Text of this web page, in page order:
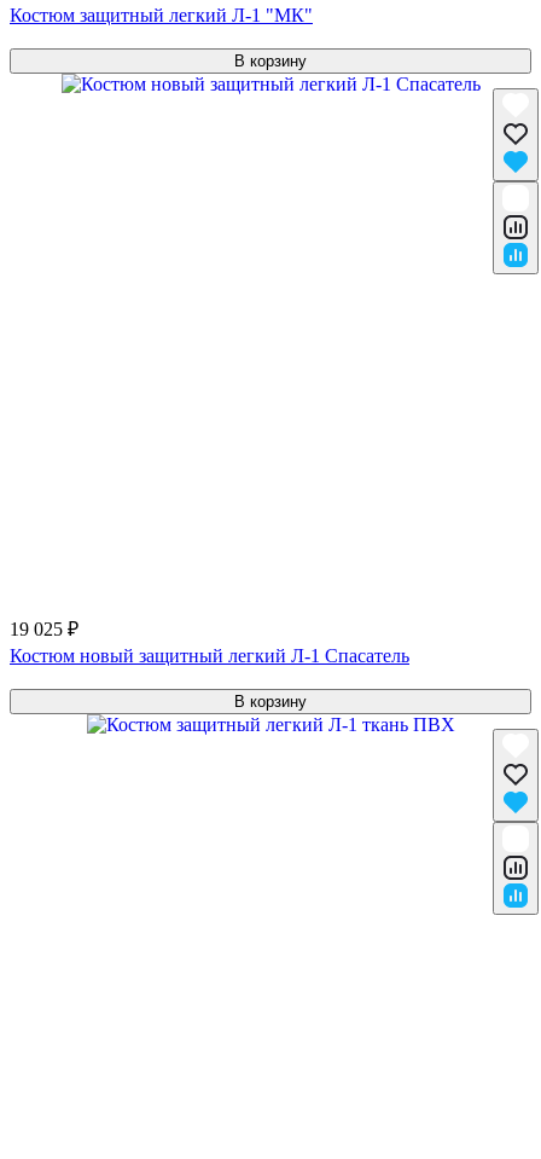
Костюм защитный легкий Л-1 "МК"
В корзину
19 025 ₽
Костюм новый защитный легкий Л-1 Спасатель
В корзину